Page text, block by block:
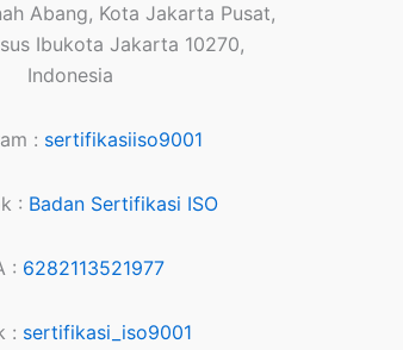
Abang, Kota Jakarta Pusat,
Ibukota Jakarta 10270,
Indonesia
: sertifikasiiso9001
: Badan Sertifikasi ISO
: 6282113521977
: sertifikasi_iso9001